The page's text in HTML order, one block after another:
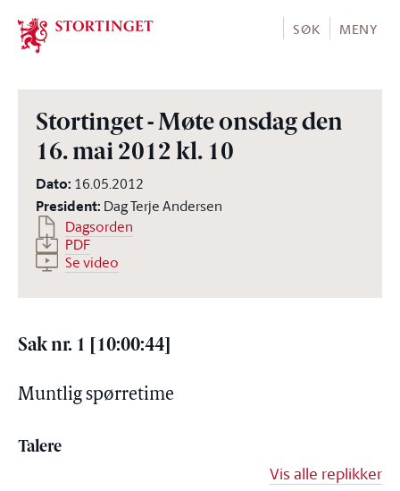
Stortinget.no
SØK MENY
Stortinget - Møte onsdag den
16. mai 2012 kl. 10
Dato: 16.05.2012
President: Dag Terje Andersen
Dagsorden
PDF
Se video
Sak nr. 1 [10:00:44]
Muntlig spørretime
Talere
Vis alle replikker